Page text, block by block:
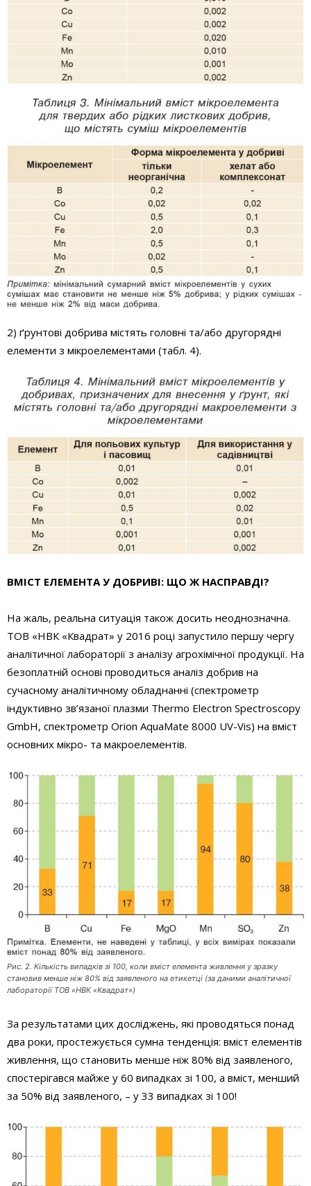
2) ґрунтові добрива містять головні та/або другорядні
елементи з мікроелементами (табл. 4).
ВМІСТ ЕЛЕМЕНТА У ДОБРИВІ: ЩО Ж НАСПРАВДІ?
На жаль, реальна ситуація також досить неоднозначна.
ТОВ «НВК «Квадрат» у 2016 році запустило першу чергу
аналітичної лабораторії з аналізу агрохімічної продукції. На
безоплатній основі проводиться аналіз добрив на
сучасному аналітичному обладнанні (спектрометр
індуктивно зв’язаної плазми Thermo Electron Spectroscopy
GmbH, спектрометр Orion AquaMate 8000 UV-Vis) на вміст
основних мікро- та макроелементів.
Рис. 2. Кількість випадків зі 100, коли вміст елемента живлення у зразку
становив менше ніж 80% від заявленого на етикетці (за даними аналітичної
лабораторії ТОВ «НВК «Квадрат»)
За результатами цих досліджень, які проводяться понад
два роки, простежується сумна тенденція: вміст елементів
живлення, що становить менше ніж 80% від заявленого,
спостерігався майже у 60 випадках зі 100, а вміст, менший
за 50% від заявленого, – у 33 випадках зі 100!